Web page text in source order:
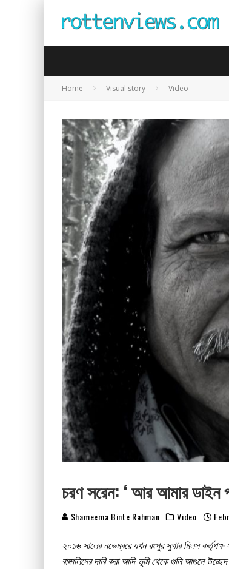
Home Visual story Video
চরণ সরেন: ‘ আর আমার ডাইন
Shameema Binte Rahman Video
২০১৬ সালের নভেম্বরে যখন রংপুর সুগার মিলস কর্তৃপক্ষ
বাঙ্গালিদের দাবি করা আদি ভূমি থেকে গুলি আগুনে